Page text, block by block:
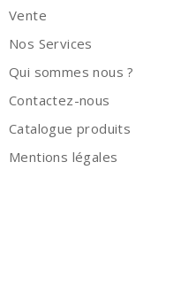
Vente
Nos Services
Qui sommes nous ?
Contactez-nous
Catalogue produits
Mentions légales